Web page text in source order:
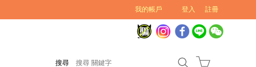
註冊
登入
我的帳戶
搜尋